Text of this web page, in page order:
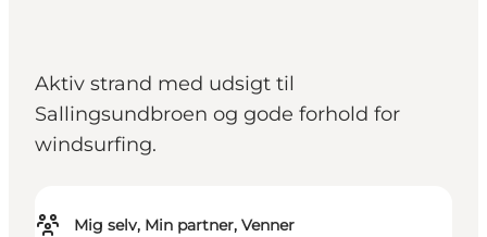
Aktiv strand med udsigt til
Sallingsundbroen og gode forhold for
windsurfing.
Mig selv, Min partner, Venner